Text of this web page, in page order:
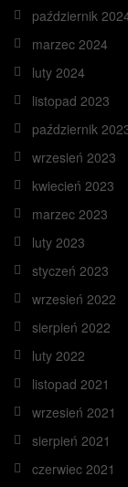
październik
marzec 2024
luty 2024
listopad 2023
październik
wrzesień 2023
kwiecień 2023
marzec 2023
luty 2023
styczeń 2023
wrzesień 2022
sierpień 2022
luty 2022
listopad 2021
wrzesień 2021
sierpień 2021
czerwiec 2021